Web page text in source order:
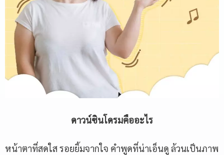
ดาวน์ซินโดรมคืออะไร
หน้าตาที่สดใส รอยยิ้มจากใจ คำพูดที่น่าเอ็นดู ล้วนเป็นภาพ